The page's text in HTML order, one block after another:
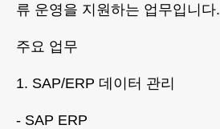
류 운영을 지원하는 업무입니다.
주요 업무
1. SAP/ERP 데이터 관리
- SAP ERP